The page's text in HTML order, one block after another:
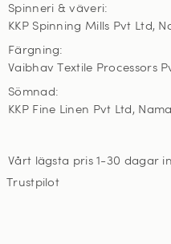
Spinneri & väveri:
KKP Spinning Mills Pvt Ltd,
Färgning:
Vaibhav Textile Processors
Sömnad:
KKP Fine Linen Pvt Ltd,
Vårt lägsta pris 1-30 dagar
Trustpilot